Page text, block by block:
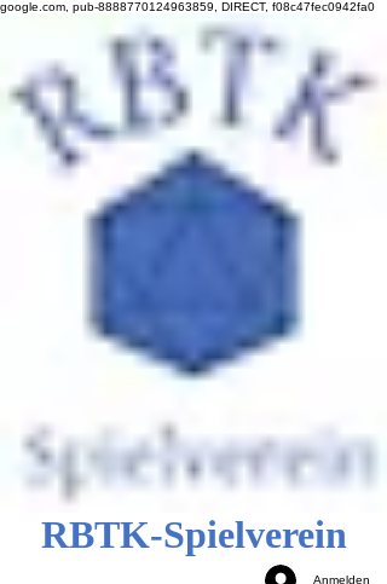
google.com, pub-8888770124963859, DIRECT, f08c47fec0942fa0
RBTK-Spielverein
Anmelden